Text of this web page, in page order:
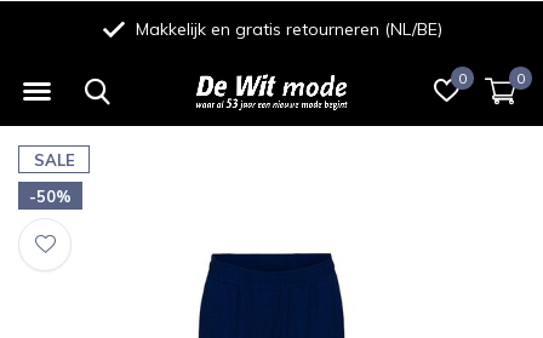
0 0
Makkelijk en gratis retourneren (NL/BE)
SALE
-50%